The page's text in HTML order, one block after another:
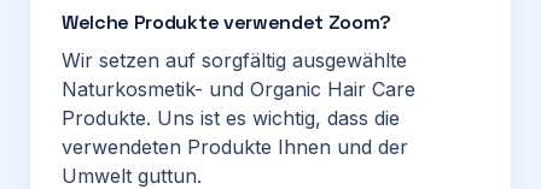
Welche Produkte verwendet Zoom?
Wir setzen auf sorgfältig ausgewählte
Naturkosmetik- und Organic Hair Care
Produkte. Uns ist es wichtig, dass die
verwendeten Produkte Ihnen und der
Umwelt guttun.